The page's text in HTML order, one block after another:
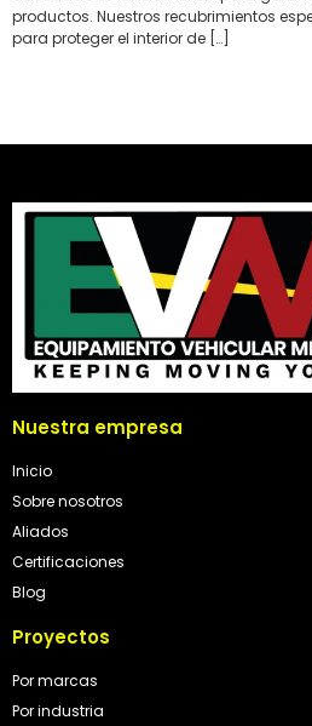
productos. Nuestros recubrimientos
para proteger el interior de […]
Nuestra empresa
Inicio
Sobre nosotros
Aliados
Certificaciones
Blog
Proyectos
Por marcas
Por industria